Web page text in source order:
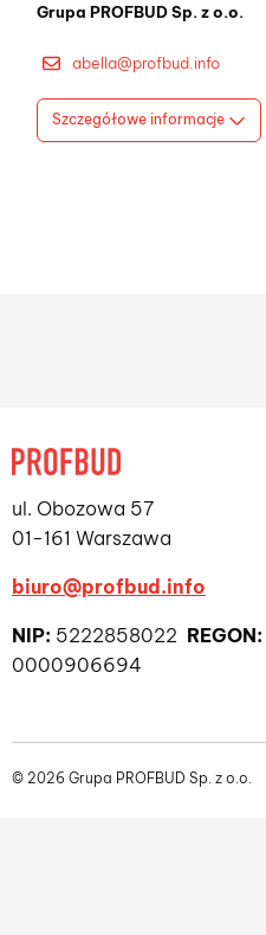
Grupa PROFBUD Sp. z o.o.
abella@profbud.info
Szczegółowe informacje
ul. Obozowa 57
01-161 Warszawa
biuro@profbud.info
NIP: 5222858022 REGON:
0000906694
© 2026 Grupa PROFBUD Sp. z o.o.